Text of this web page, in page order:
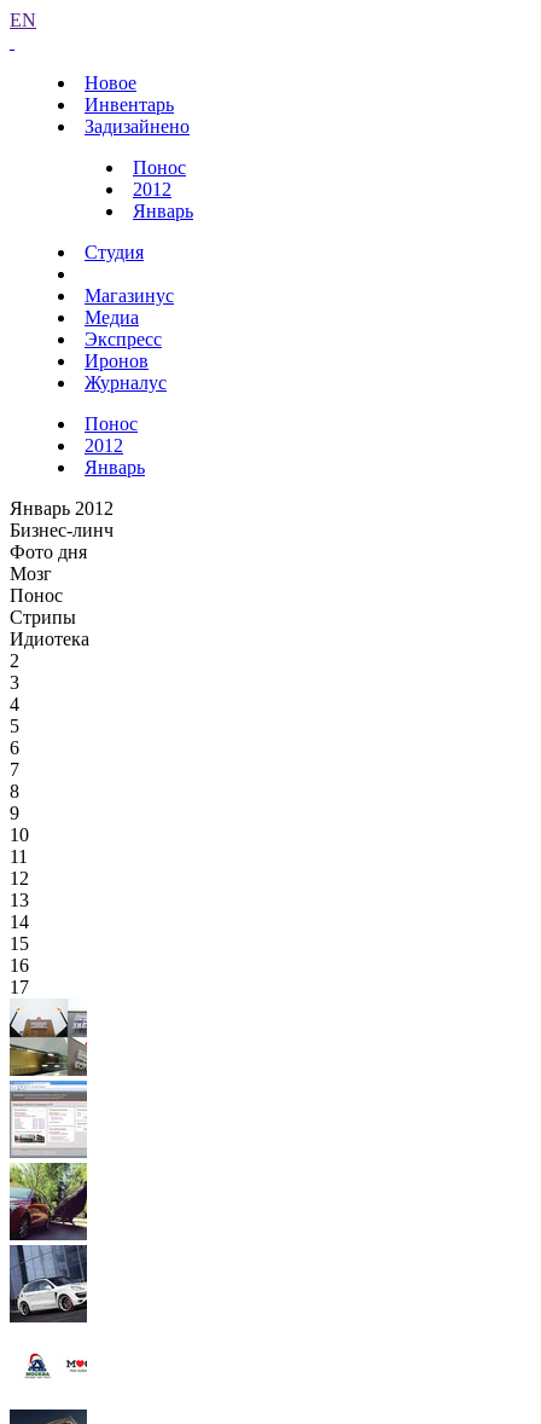
EN
Новое
Инвентарь
Задизайнено
Понос
2012
Январь
Студия
Магазинус
Медиа
Экспресс
Иронов
Журналус
Понос
2012
Январь
Январь 2012
Бизнес-линч
Фото дня
Мозг
Понос
Стрипы
Идиотека
2
3
4
5
6
7
8
9
10
11
12
13
14
15
16
17